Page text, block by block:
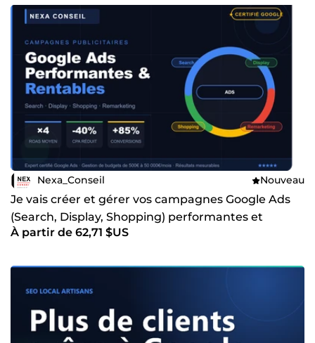
Nexa_Conseil Nouveau
Je vais créer et gérer vos campagnes Google Ads
(Search, Display, Shopping) performantes et
rentables
À partir de 62,71 $US